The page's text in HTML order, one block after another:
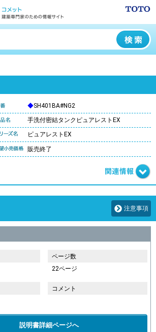
◆SH401BA#NG2
手洗付密結タンクピュアレストEX
ピュアレストEX
販売終了
注意事項
ページ数
22ページ
コメント
説明書詳細ページへ